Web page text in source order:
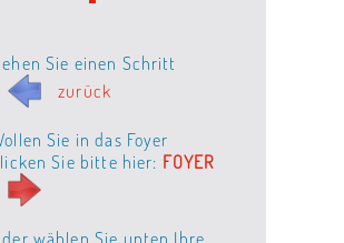
Sie einen Schritt
zurück
Sie in das Foyer
Sie bitte hier: FOYER
wählen Sie unten Ihre